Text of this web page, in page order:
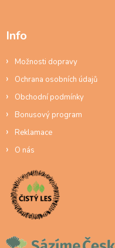
Info
Možnosti dopravy
Ochrana osobních údajů
Obchodní podmínky
Bonusový program
Reklamace
O nás